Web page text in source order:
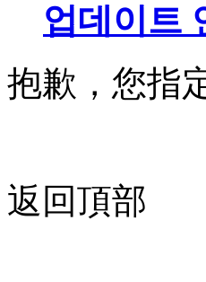
업데이트
抱歉，您指
返回頂部